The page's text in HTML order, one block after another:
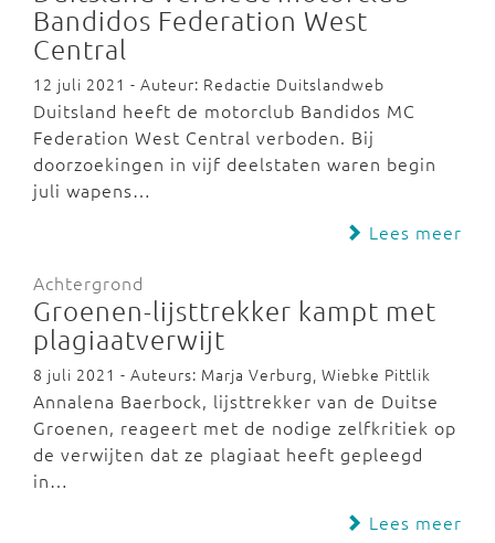
Bandidos Federation West
Central
12 juli 2021 - Auteur: Redactie Duitslandweb
Duitsland heeft de motorclub Bandidos MC
Federation West Central verboden. Bij
doorzoekingen in vijf deelstaten waren begin
juli wapens…
Lees meer
Achtergrond
Groenen-lijsttrekker kampt met
plagiaatverwijt
8 juli 2021 - Auteurs: Marja Verburg, Wiebke Pittlik
Annalena Baerbock, lijsttrekker van de Duitse
Groenen, reageert met de nodige zelfkritiek op
de verwijten dat ze plagiaat heeft gepleegd
in…
Lees meer